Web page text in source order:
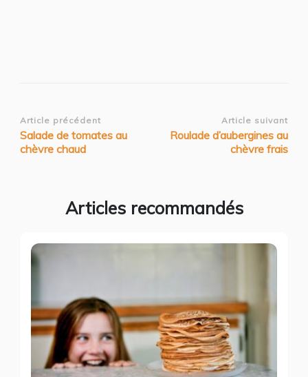
Navigation
d’article
Article précédent
Salade de tomates au
chèvre chaud
Article suivant
Roulade d’aubergines au
chèvre frais
Articles recommandés